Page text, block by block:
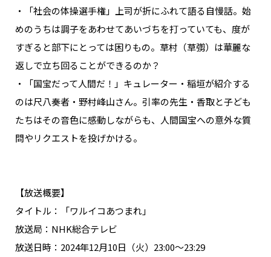
・「社会の体操選手権」上司が折にふれて語る自慢話。始
めのうちは調子をあわせてあいづちを打っていても、度が
すぎると部下にとっては困りもの。草村（草彅）は華麗な
返しで立ち回ることができるのか？
・「国宝だって人間だ！」キュレーター・稲垣が紹介する
のは尺八奏者・野村峰山さん。引率の先生・香取と子ども
たちはその音色に感動しながらも、人間国宝への意外な質
問やリクエストを投げかける。
【放送概要】
タイトル：「ワルイコあつまれ」
放送局：NHK総合テレビ
放送日時：2024年12月10日（火）23:00～23:29